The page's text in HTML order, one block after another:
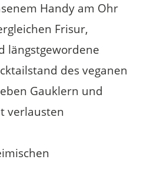
Handy am Ohr
Frisur,
längstgewordene
des veganen
Gauklern und
verlausten